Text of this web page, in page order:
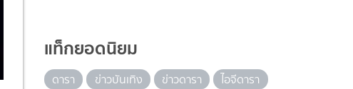
แท็กยอดนิยม
ดารา ข่าวบันเทิง ข่าวดารา
ไอจีดารา